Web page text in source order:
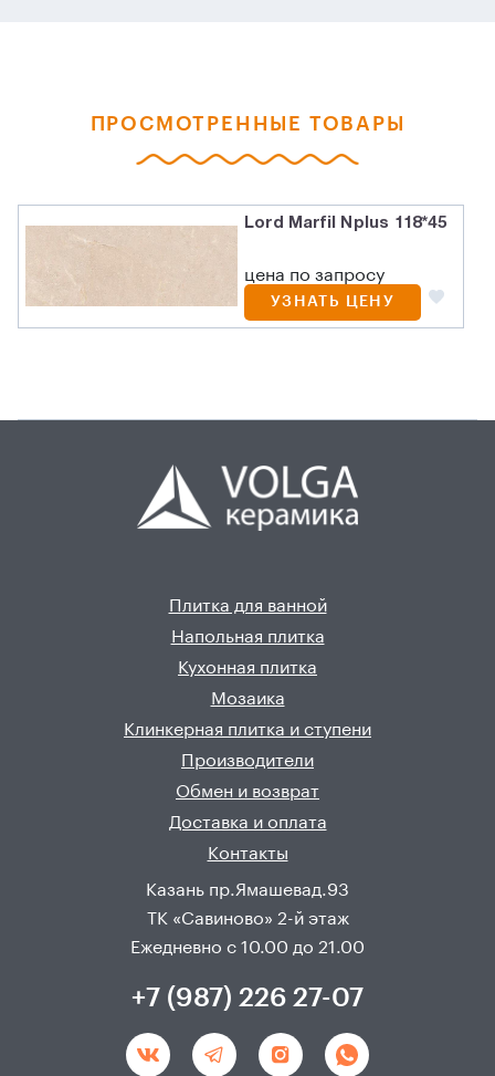
ПРОСМОТРЕННЫЕ ТОВАРЫ
Lord Marfil Nplus 118*45
цена по запросу
УЗНАТЬ ЦЕНУ
Плитка для ванной
Напольная плитка
Кухонная плитка
Мозаика
Клинкерная плитка и ступени
Производители
Обмен и возврат
Доставка и оплата
Контакты
Казань пр.Ямашевад.93
ТК «Савиново» 2-й этаж
Ежедневно с 10.00 до 21.00
+7 (987) 226 27-07